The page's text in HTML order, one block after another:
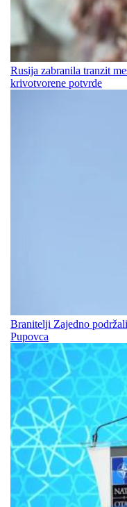
Rusija zabranila tranzit
krivotvorene potvrde
Branitelji Zajedno
Pupovca